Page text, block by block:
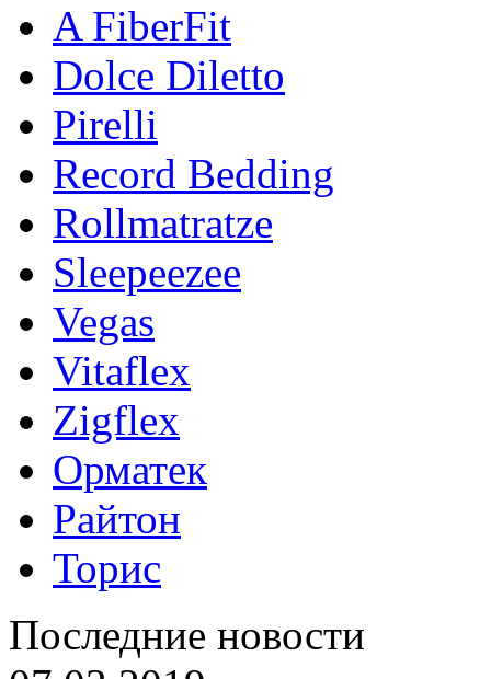
A FiberFit
Dolce Diletto
Pirelli
Record Bedding
Rollmatratze
Sleepeezee
Vegas
Vitaflex
Zigflex
Орматек
Райтон
Торис
Последние новости